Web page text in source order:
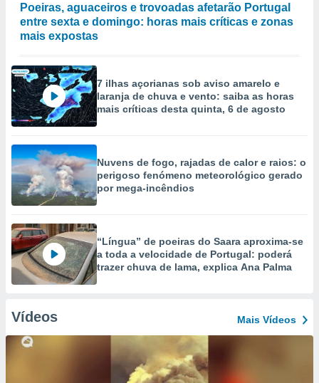
Poeiras, aguaceiros e trovoadas afetarão Portugal
entre sexta e domingo: horas mais críticas e zonas
mais expostas
7 ilhas açorianas sob aviso amarelo e
laranja de chuva e vento: saiba as horas
mais críticas desta quinta, 6 de agosto
Nuvens de fogo, rajadas de calor e raios: o
perigoso fenómeno meteorológico gerado
por mega-incêndios
“Língua” de poeiras do Saara aproxima-se
a toda a velocidade de Portugal: poderá
trazer chuva de lama, explica Ana Palma
Vídeos Mais Vídeos